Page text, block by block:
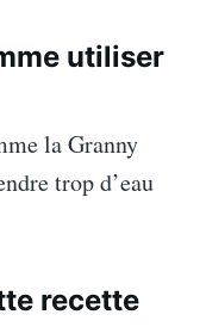
utiliser
la Granny
trop d’eau
recette